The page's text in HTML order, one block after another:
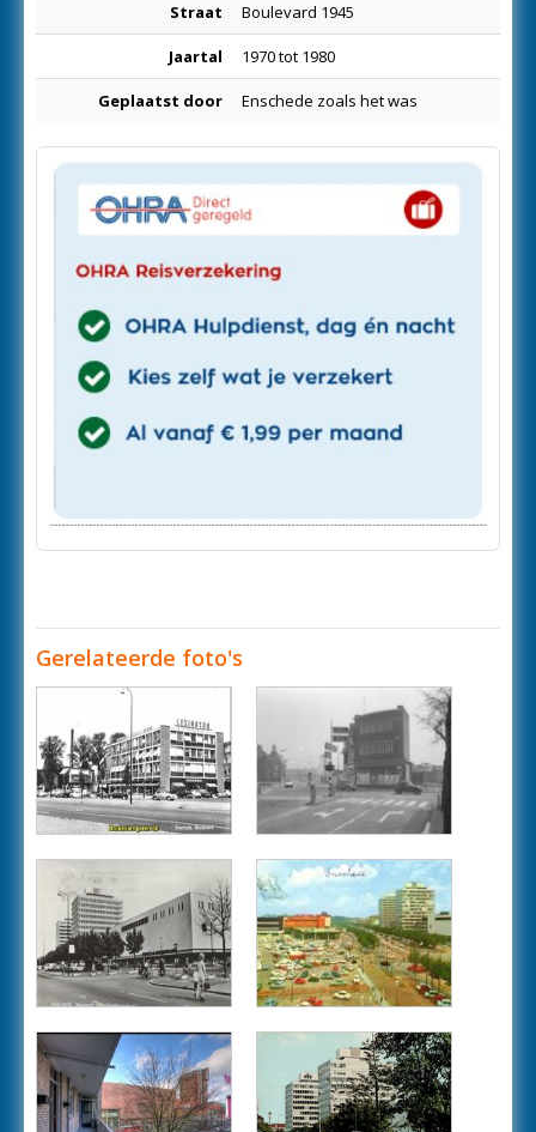
Straat Boulevard 1945
Jaartal 1970 tot 1980
Geplaatst door Enschede zoals het was
Gerelateerde foto's